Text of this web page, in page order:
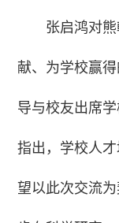
张启鸿对
献、为学校赢
导与校友出席
指出，学校人
望以此次交流